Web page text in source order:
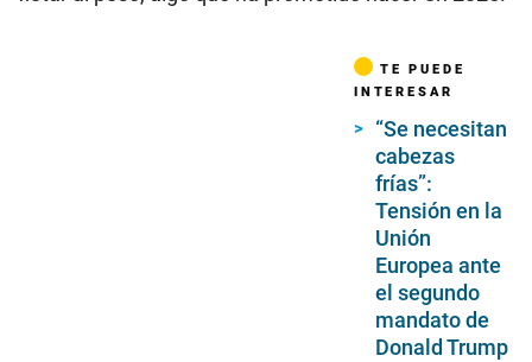
TE PUEDE
INTERESAR
“Se necesitan
cabezas
frías”:
Tensión en la
Unión
Europea ante
el segundo
mandato de
Donald Trump